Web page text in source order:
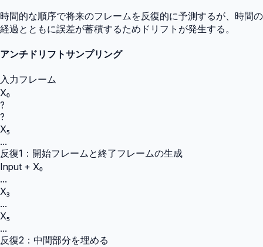
時間的な順序で将来のフレームを反復的に予測するが、時間の
経過とともに誤差が蓄積するためドリフトが発生する。
アンチドリフトサンプリング
入力フレーム
X₀
?
?
X₅
...
反復1：開始フレームと終了フレームの生成
Input + X₀
...
X₃
...
X₅
...
反復2：中間部分を埋める